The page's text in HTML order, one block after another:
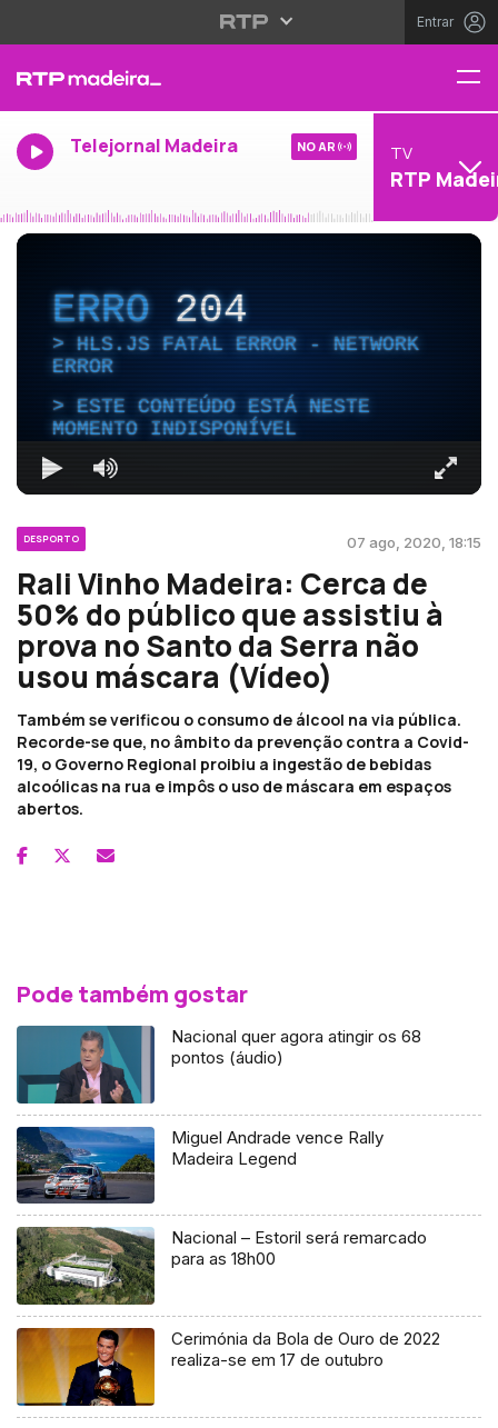
Entrar
Telejornal Madeira NO AR TV
RTP
ERRO204
HLS.JS FATAL ERROR - NETWORK
ERROR
ESTE CONTEÚDO ESTÁ NESTE
MOMENTO INDISPONÍVEL
DESPORTO 07 ago, 2020, 18:15
Rali Vinho Madeira: Cerca de
50% do público que assistiu à
prova no Santo da Serra não
usou máscara (Vídeo)
Também se verificou o consumo de álcool na via pública.
Recorde-se que, no âmbito da prevenção contra a Covid-
19, o Governo Regional proibiu a ingestão de bebidas
alcoólicas na rua e impôs o uso de máscara em espaços
abertos.
Pode também gostar
Nacional quer agora atingir os 68
pontos (áudio)
Miguel Andrade vence Rally
Madeira Legend
Nacional – Estoril será remarcado
para as 18h00
Cerimónia da Bola de Ouro de 2022
realiza-se em 17 de outubro